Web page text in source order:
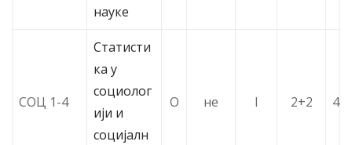
науке
СОЦ 1-4
Статисти
ка у
социолог
ији и
социјалн
О не I 2+2 4